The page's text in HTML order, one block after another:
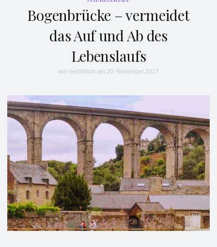
Bogenbrücke – vermeidet
das Auf und Ab des
Lebenslaufs
von herbfrisch am 20. November 2017